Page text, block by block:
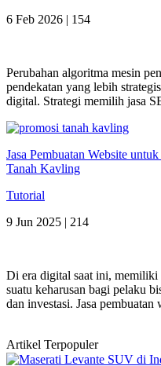
6 Feb 2026 | 154
Perubahan algoritma mesin
pendekatan yang lebih
digital. Strategi memilih jasa
Jasa Pembuatan Website
Tanah Kavling
Tutorial
9 Jun 2025 | 214
Di era digital saat ini, memiliki
suatu keharusan bagi pelaku
dan investasi. Jasa
Artikel Terpopuler